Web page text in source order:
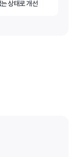
상태로 개선